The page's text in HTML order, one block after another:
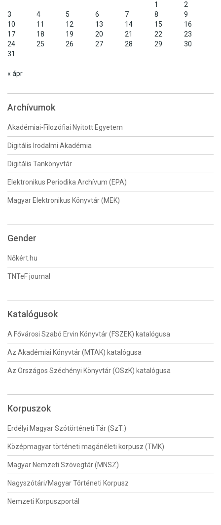
1
2
3
4 5 6 7 8
9
10
11 12 13 14 15
16
17
18 19 20 21 22
23
24
25 26 27 28 29
30
31
« ápr
Archívumok
Akadémiai-Filozófiai Nyitott Egyetem
Digitális Irodalmi Akadémia
Digitális Tankönyvtár
Elektronikus Periodika Archívum (EPA)
Magyar Elektronikus Könyvtár (MEK)
Gender
Nőkért.hu
TNTeF journal
Katalógusok
A Fővárosi Szabó Ervin Könyvtár (FSZEK) katalógusa
Az Akadémiai Könyvtár (MTAK) katalógusa
Az Országos Széchényi Könyvtár (OSzK) katalógusa
Korpuszok
Erdélyi Magyar Szótörténeti Tár (SzT.)
Középmagyar történeti magánéleti korpusz (TMK)
Magyar Nemzeti Szövegtár (MNSZ)
Nagyszótári/Magyar Történeti Korpusz
Nemzeti Korpuszportál